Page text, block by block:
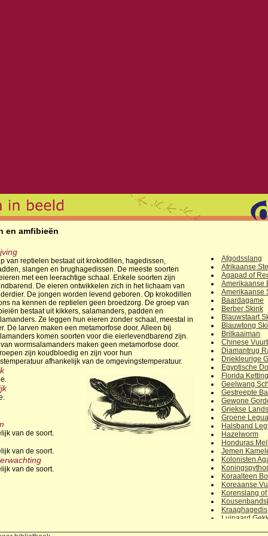
en amfibieën
van reptielen bestaat uit krokodillen, hagedissen,
slangen en brughagedissen. De meeste soorten
met een leerachtige schaal. Enkele soorten zijn
De eieren ontwikkelen zich in het lichaam van
De jongen worden levend geboren. Op krokodillen
na kennen de reptielen geen broedzorg. De groep van
bestaat uit kikkers, salamanders, padden en
Ze leggen hun eieren zonder schaal, meestal in
De larven maken een metamorfose door. Alleen bij
komen soorten voor die eierlevendbarend zijn.
wormsalamanders maken geen metamorfose door.
zijn koudbloedig en zijn voor hun
afhankelijk van de omgevingstemperatuur.
van de soort.
van de soort.
van de soort.
Afgodsslang
Afrikaanse
Agapad of
Amerikaanse
Amerikaanse
Baardagame
Berber Skink
Blauwstaart
Blauwtong
Brilkaaiman
Chinese
Diamantrug
Driekleurige
Egyptische
Florida
Geelwang
Gestreepte
Gewone
Griekse
Groene
Halsband
Hazelworm
Honduras
Jemen
Kolonisten
Koraalteen
Koreaanse
Korenslang
Kraaghagedis
Luipaard